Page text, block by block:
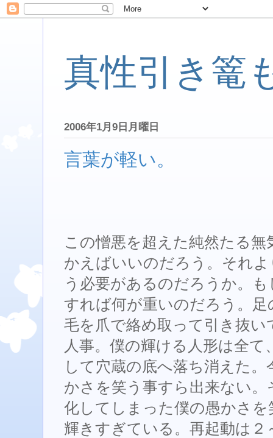
真性引き篭
2006年1月9日月曜日
言葉が軽い。
この憎悪を超えた純然たる
かえばいいのだろう。それ
う必要があるのだろうか。
すれば何が重いのだろう。
毛を爪で絡め取って引き抜
人事。僕の輝ける人形は全
して穴蔵の底へ落ち消えた
かさを笑う事すら出来ない
化してしまった僕の愚かさ
輝きすぎている。再起動は２